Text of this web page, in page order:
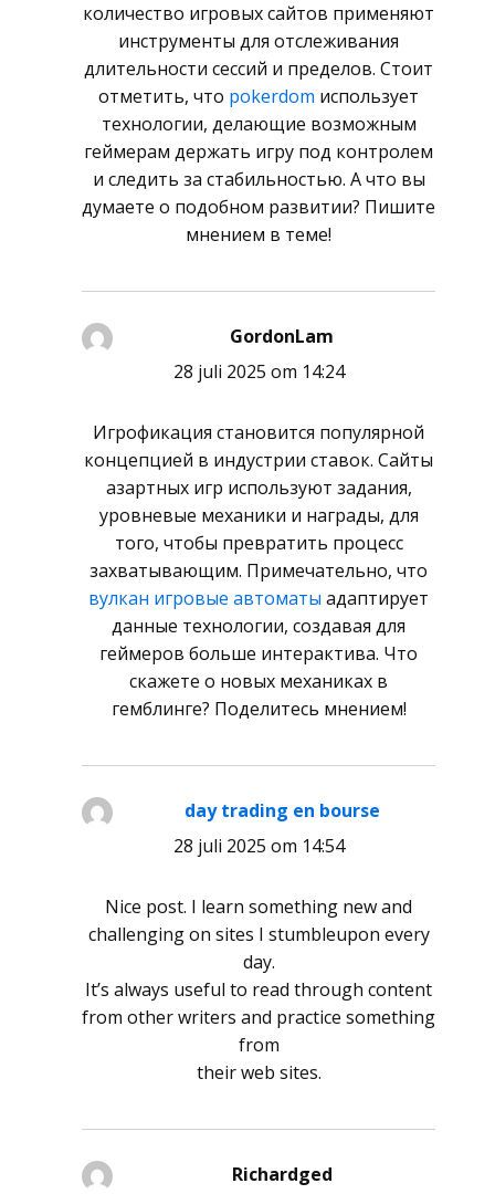
количество игровых сайтов применяют
инструменты для отслеживания
длительности сессий и пределов. Стоит
отметить, что pokerdom использует
технологии, делающие возможным
геймерам держать игру под контролем
и следить за стабильностью. А что вы
думаете о подобном развитии? Пишите
мнением в теме!
GordonLam
28 juli 2025 om 14:24
Игрофикация становится популярной
концепцией в индустрии ставок. Сайты
азартных игр используют задания,
уровневые механики и награды, для
того, чтобы превратить процесс
захватывающим. Примечательно, что
вулкан игровые автоматы адаптирует
данные технологии, создавая для
геймеров больше интерактива. Что
скажете о новых механиках в
гемблинге? Поделитесь мнением!
day trading en bourse
28 juli 2025 om 14:54
Nice post. I learn something new and
challenging on sites I stumbleupon every
day.
It’s always useful to read through content
from other writers and practice something
from
their web sites.
Richardged